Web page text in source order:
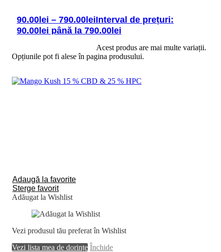
90.00lei – 790.00leiInterval de prețuri:
90.00lei până la 790.00lei
Acest produs are mai multe variații.
Opțiunile pot fi alese în pagina produsului.
Adaugă la favorite
Sterge favorit
Adăugat la Wishlist
Vezi produsul tău preferat în Wishlist
Vezi lista mea de dorințe Închide